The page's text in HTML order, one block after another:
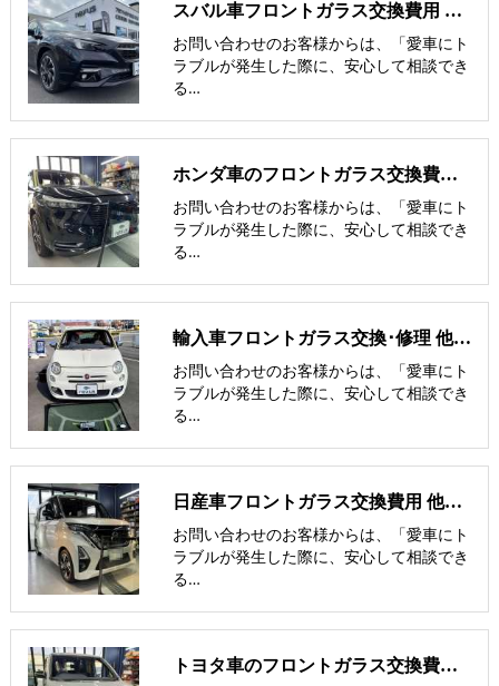
スバル車フロントガラス交換費用 他社との価格比較
お問い合わせのお客様からは、「愛車にト
ラブルが発生した際に、安心して相談でき
る…
ホンダ車のフロントガラス交換費用 他社との価格比較
お問い合わせのお客様からは、「愛車にト
ラブルが発生した際に、安心して相談でき
る…
輸入車フロントガラス交換･修理 他社との価格比較
お問い合わせのお客様からは、「愛車にト
ラブルが発生した際に、安心して相談でき
る…
日産車フロントガラス交換費用 他社との価格比較
お問い合わせのお客様からは、「愛車にト
ラブルが発生した際に、安心して相談でき
る…
トヨタ車のフロントガラス交換費用 他社との価格比較